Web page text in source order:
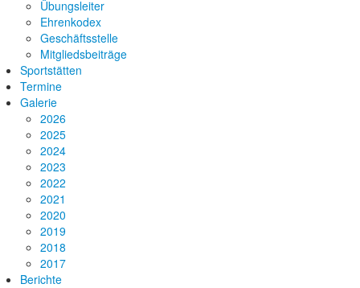
Übungsleiter
Ehrenkodex
Geschäftsstelle
Mitgliedsbeiträge
Sportstätten
Termine
Galerie
2026
2025
2024
2023
2022
2021
2020
2019
2018
2017
Berichte